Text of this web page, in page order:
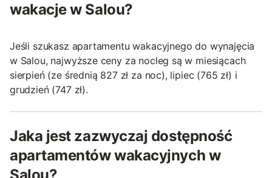
wakacje w Salou?
Jeśli szukasz apartamentu wakacyjnego do wynajęcia
w Salou, najwyższe ceny za nocleg są w miesiącach
sierpień (ze średnią 827 zł za noc), lipiec (765 zł) i
grudzień (747 zł).
Jaka jest zazwyczaj dostępność
apartamentów wakacyjnych w